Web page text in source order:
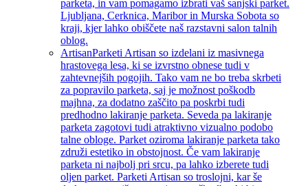
parketa, in vam pomagamo izbrati vaš sanjski parket.
Ljubljana, Cerknica, Maribor in Murska Sobota so
kraji, kjer lahko obiščete naš razstavni salon talnih
oblog.
ArtisanParketi Artisan so izdelani iz masivnega
hrastovega lesa, ki se izvrstno obnese tudi v
zahtevnejših pogojih. Tako vam ne bo treba skrbeti
za popravilo parketa, saj je možnost poškodb
majhna, za dodatno zaščito pa poskrbi tudi
predhodno lakiranje parketa. Seveda pa lakiranje
parketa zagotovi tudi atraktivno vizualno podobo
talne obloge. Parket oziroma lakiranje parketa tako
združi estetiko in obstojnost. Če vam lakiranje
parketa ni najbolj pri srcu, pa lahko izberete tudi
oljen parket. Parketi Artisan so troslojni, kar še